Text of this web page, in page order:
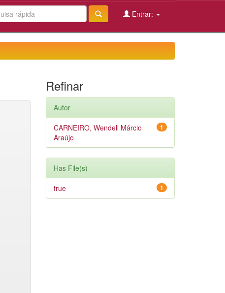
Entrar:
Refinar
Autor
1
CARNEIRO, Wendell Márcio
Araújo
Has File(s)
1
true